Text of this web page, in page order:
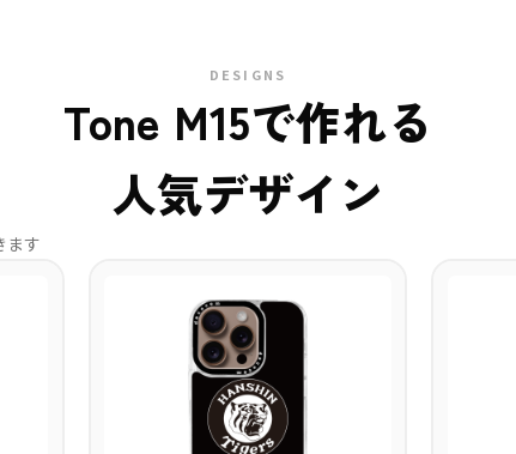
DESIGNS
Tone M15で作れる
人気デザイン
ます